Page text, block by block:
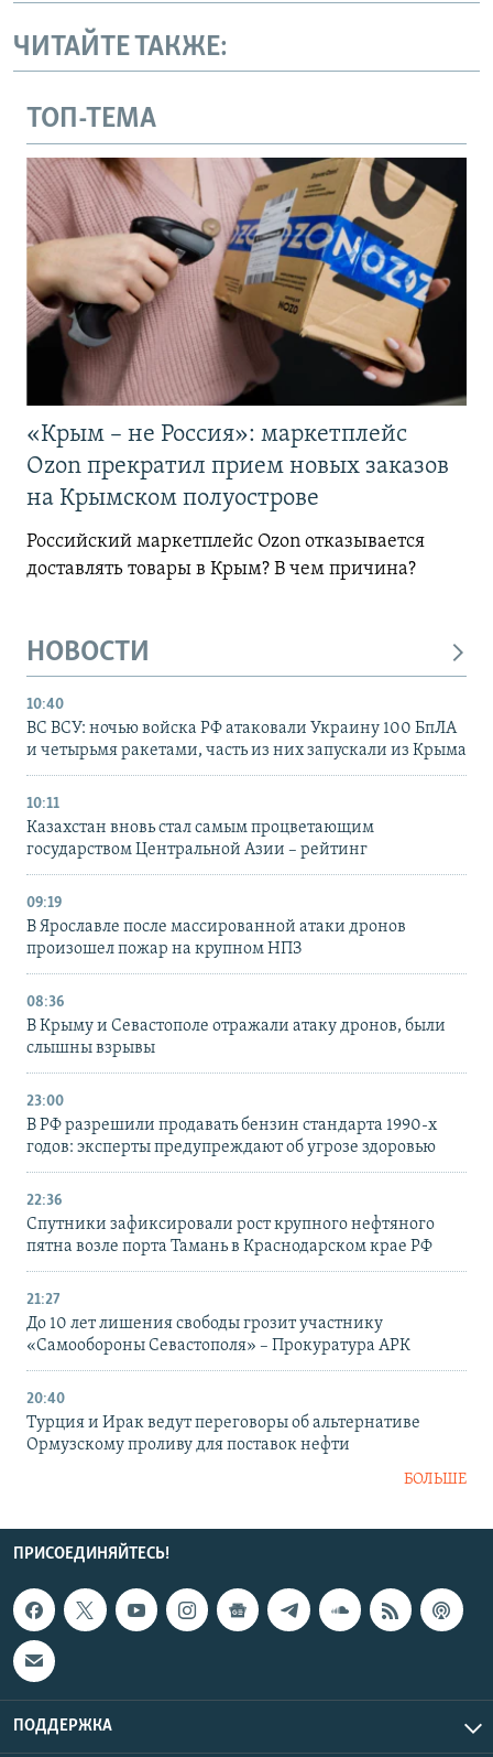
ЧИТАЙТЕ ТАКЖЕ:
ТОП-ТЕМА
«Крым – не Россия»: маркетплейс
Ozon прекратил прием новых заказов
на Крымском полуострове
Российский маркетплейс Ozon отказывается
доставлять товары в Крым? В чем причина?
НОВОСТИ
10:40
ВС ВСУ: ночью войска РФ атаковали Украину 100 БпЛА
и четырьмя ракетами, часть из них запускали из Крыма
10:11
Казахстан вновь стал самым процветающим
государством Центральной Азии – рейтинг
09:19
В Ярославле после массированной атаки дронов
произошел пожар на крупном НПЗ
08:36
В Крыму и Севастополе отражали атаку дронов, были
слышны взрывы
23:00
В РФ разрешили продавать бензин стандарта 1990-х
годов: эксперты предупреждают об угрозе здоровью
22:36
Спутники зафиксировали рост крупного нефтяного
пятна возле порта Тамань в Краснодарском крае РФ
21:27
До 10 лет лишения свободы грозит участнику
«Самообороны Севастополя» – Прокуратура АРК
20:40
Турция и Ирак ведут переговоры об альтернативе
Ормузскому проливу для поставок нефти
БОЛЬШЕ
ПРИСОЕДИНЯЙТЕСЬ!
ПОДДЕРЖКА